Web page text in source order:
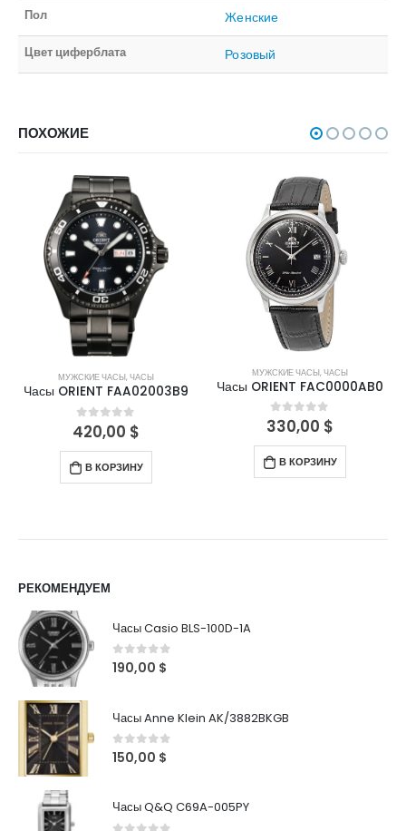
Пол Женские
Цвет циферблата Розовый
ПОХОЖИЕ
МУЖСКИЕ ЧАСЫ,ЧАСЫ
Часы ORIENT FAA02003B9
0out of 5
420,00 $
В КОРЗИНУ
МУЖСКИЕ ЧАСЫ,ЧАСЫ
Часы ORIENT FAC0000AB0
0out of 5
330,00 $
В КОРЗИНУ
РЕКОМЕНДУЕМ
Часы Casio BLS-100D-1A
0out of 5
190,00 $
Часы Anne Klein AK/3882BKGB
0out of 5
150,00 $
Часы Q&Q C69A-005PY